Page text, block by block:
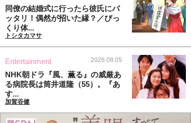
同僚の結婚式に行ったら彼氏にバ
ッタリ！偶然が招いた縁？／びっ
くり体...
トシタカマサ
Entertainment 2026.08.05
NHK朝ドラ『風、薫る』の威厳あ
る病院長は筒井道隆（55）。『あ
す...
加賀谷健